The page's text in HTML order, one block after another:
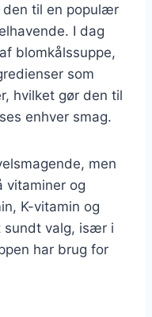
den til en populær
I dag
blomkålssuppe,
som
hvilket gør den til
enhver smag.
men
vitaminer og
K-vitamin og
sundt valg, især i
har brug for